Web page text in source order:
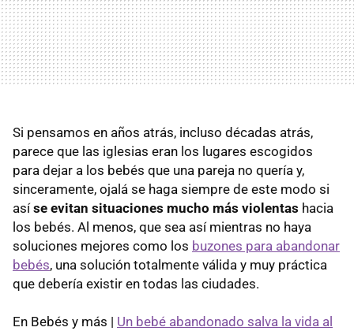
Si pensamos en años atrás, incluso décadas atrás,
parece que las iglesias eran los lugares escogidos
para dejar a los bebés que una pareja no quería y,
sinceramente, ojalá se haga siempre de este modo si
asíse evitan situaciones mucho más violentas hacia
los bebés. Al menos, que sea así mientras no haya
soluciones mejores como los buzones para abandonar
bebés, una solución totalmente válida y muy práctica
que debería existir en todas las ciudades.
En Bebés y más | Un bebé abandonado salva la vida al